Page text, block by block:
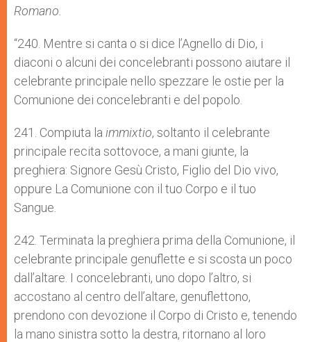
Romano.
“240. Mentre si canta o si dice l’Agnello di Dio, i
diaconi o alcuni dei concelebranti possono aiutare il
celebrante principale nello spezzare le ostie per la
Comunione dei concelebranti e del popolo.
241. Compiuta la immixtio, soltanto il celebrante
principale recita sottovoce, a mani giunte, la
preghiera: Signore Gesù Cristo, Figlio del Dio vivo,
oppure La Comunione con il tuo Corpo e il tuo
Sangue.
242. Terminata la preghiera prima della Comunione, il
celebrante principale genuflette e si scosta un poco
dall’altare. I concelebranti, uno dopo l’altro, si
accostano al centro dell’altare, genuflettono,
prendono con devozione il Corpo di Cristo e, tenendo
la mano sinistra sotto la destra, ritornano al loro